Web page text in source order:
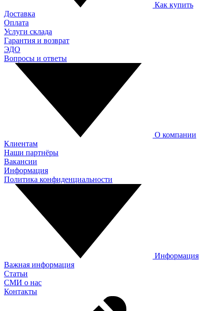
Как купить
Доставка
Оплата
Услуги склада
Гарантия и возврат
ЭДО
Вопросы и ответы
О компании
Клиентам
Наши партнёры
Вакансии
Информация
Политика конфиденциальности
Информация
Важная информация
Статьи
СМИ о нас
Контакты